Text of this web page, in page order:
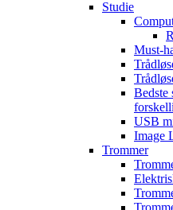
Studie
Must-
Bedste
USB
Image
Trommer